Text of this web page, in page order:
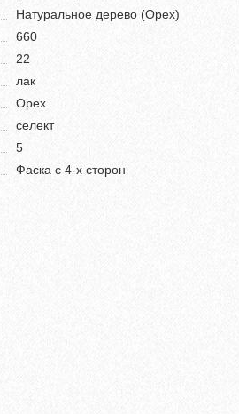
Натуральное дерево (Орех)
660
22
лак
Орех
селект
5
Фаска с 4-х сторон